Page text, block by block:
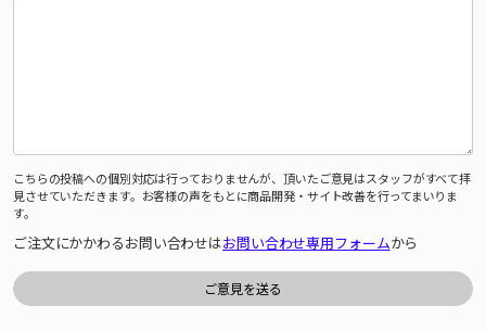
こちらの投稿への個別対応は行っておりませんが、頂いたご意見はスタッフがすべて拝
見させていただきます。お客様の声をもとに商品開発・サイト改善を行ってまいりま
す。
ご注文にかかわるお問い合わせはお問い合わせ専用フォームから